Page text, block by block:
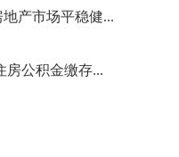
产市场平稳健...
房公积金缴存...